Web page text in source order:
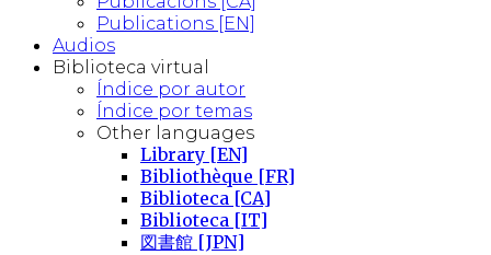
Publications [EN]
Audios
Biblioteca virtual
Índice por autor
Índice por temas
Other languages
Library [EN]
Bibliothèque [FR]
Biblioteca [CA]
Biblioteca [IT]
図書館 [JPN]